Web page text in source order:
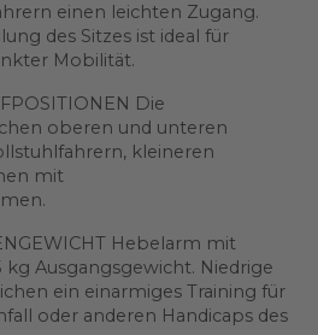
einen leichten Zugang.
des Sitzes ist ideal für
Mobilität.
Die
oberen und unteren
kleineren
mit
Hebelarm mit
Ausgangsgewicht. Niedrige
ein einarmiges Training für
oder anderen Handicaps des